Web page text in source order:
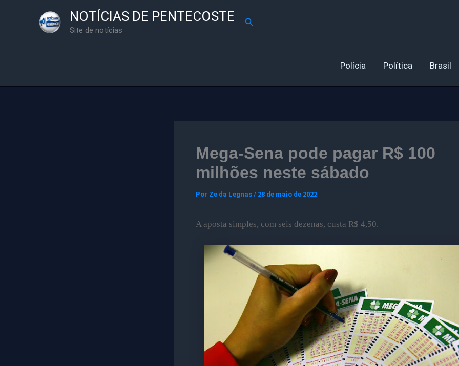
NOTÍCIAS DE PENTECOSTE
Site de notícias
Pesquisar
Polícia Política Brasil
Mega-Sena pode pagar R$ 100
milhões neste sábado
Por Ze da Legnas / 28 de maio de 2022
A aposta simples, com seis dezenas, custa R$ 4,50.